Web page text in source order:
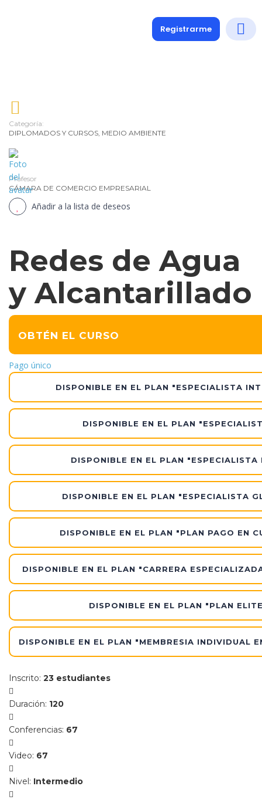
Registrarme
Categoría:
DIPLOMADOS Y CURSOS, MEDIO AMBIENTE
Profesor
CÁMARA DE COMERCIO EMPRESARIAL
Añadir a la lista de deseos
Redes de Agua
y Alcantarillado
OBTÉN EL CURSO
Pago único
DISPONIBLE EN EL PLAN "ESPECIALISTA
DISPONIBLE EN EL PLAN
DISPONIBLE EN EL PLAN "ESPECIALISTA
DISPONIBLE EN EL PLAN "ESPECIALISTA
DISPONIBLE EN EL PLAN "PLAN PAGO EN
DISPONIBLE EN EL PLAN "CARRERA
DISPONIBLE EN EL PLAN "PLAN
DISPONIBLE EN EL PLAN "MEMBRESIA INDIVIDUAL
Inscrito: 23 estudiantes
Duración: 120
Conferencias: 67
Video: 67
Nivel: Intermedio